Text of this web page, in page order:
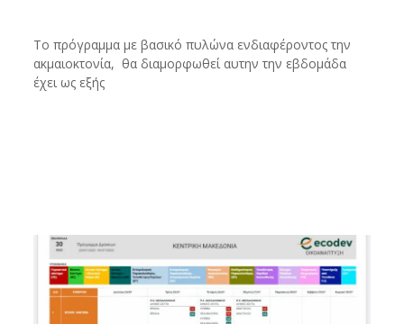
Το πρόγραμμα με βασικό πυλώνα ενδιαφέροντος την
ακμαιοκτονία, θα διαμορφωθεί αυτην την εβδομάδα
έχει ως εξής